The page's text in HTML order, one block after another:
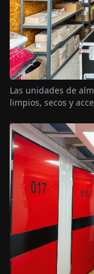
Las unidades de
limpios, secos y